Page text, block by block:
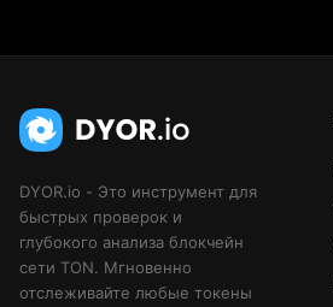
DYOR.io - Это инструмент для
быстрых проверок и
глубокого анализа блокчейн
сети TON. Мгновенно
отслеживайте любые токены